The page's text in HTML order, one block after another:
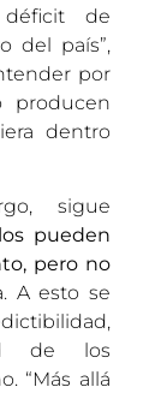
de
del país”,
por
producen
dentro
sigue
pueden
pero no
A esto se
de los
“Más allá